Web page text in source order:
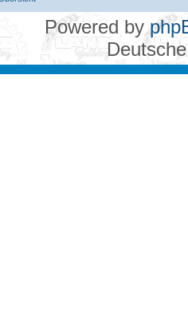
Powered by